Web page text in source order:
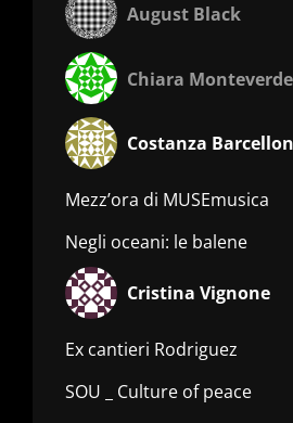
August Black
Chiara Monteverde
Costanza
Mezz’ora di MUSEmusica
Negli oceani: le balene
Cristina Vignone
Ex cantieri Rodriguez
SOU _ Culture of peace